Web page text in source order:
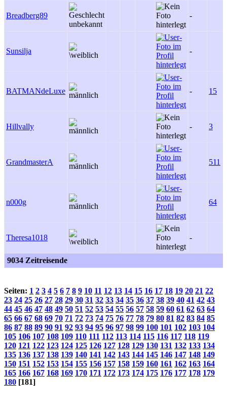
Breadberg89 -
Sunsilja -
BATMANdeLuxe - 15
Hillvally - 3
GrandmasterA 511
n000g 64
Theresa1018 -
9034 Zeitreisende
Seiten: 1 2 3 4 5 6 7 8 9 10 11 12 13 14 15 16 17 18 19 20 21 22
23 24 25 26 27 28 29 30 31 32 33 34 35 36 37 38 39 40 41 42 43
44 45 46 47 48 49 50 51 52 53 54 55 56 57 58 59 60 61 62 63 64
65 66 67 68 69 70 71 72 73 74 75 76 77 78 79 80 81 82 83 84 85
86 87 88 89 90 91 92 93 94 95 96 97 98 99 100 101 102 103 104
105 106 107 108 109 110 111 112 113 114 115 116 117 118 119
120 121 122 123 124 125 126 127 128 129 130 131 132 133 134
135 136 137 138 139 140 141 142 143 144 145 146 147 148 149
150 151 152 153 154 155 156 157 158 159 160 161 162 163 164
165 166 167 168 169 170 171 172 173 174 175 176 177 178 179
180 [181]